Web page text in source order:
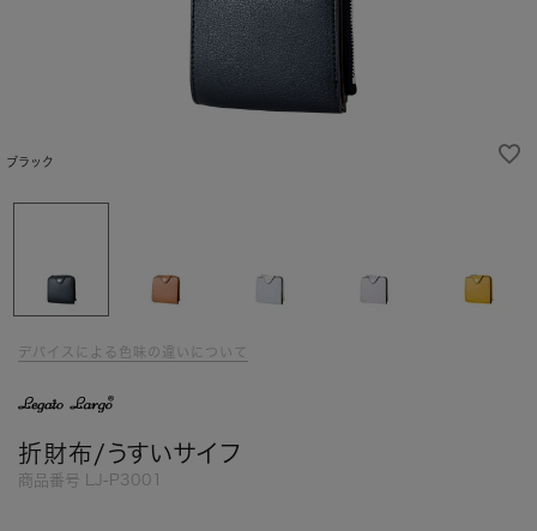
ブラック
デバイスによる色味の違いについて
折財布/うすいサイフ
商品番号 LJ-P3001